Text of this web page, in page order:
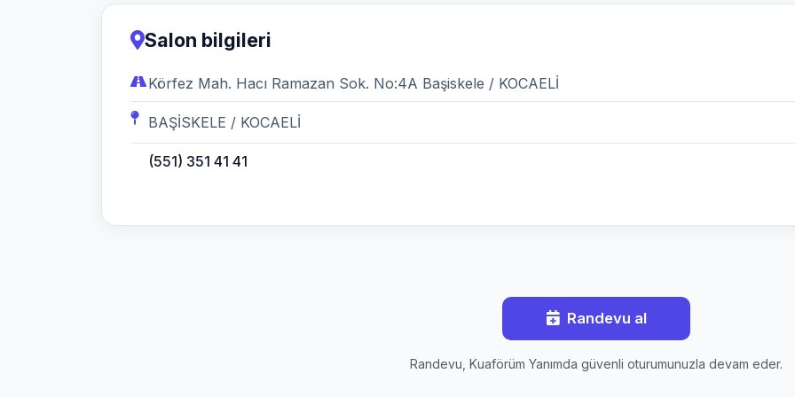
Salon bilgileri
Körfez Mah. Hacı Ramazan Sok. No:4A Başiskele / KOCAELİ
BAŞİSKELE / KOCAELİ
(551) 351 41 41
Randevu al
Randevu, Kuaförüm Yanımda güvenli oturumunuzla devam eder.